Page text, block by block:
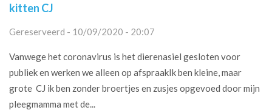
kitten CJ
Gereserveerd - 10/09/2020 - 20:07
Vanwege het coronavirus is het dierenasiel gesloten voor
publiek en werken we alleen op afspraakIk ben kleine, maar
grote CJ ik ben zonder broertjes en zusjes opgevoed door mijn
pleegmamma met de...